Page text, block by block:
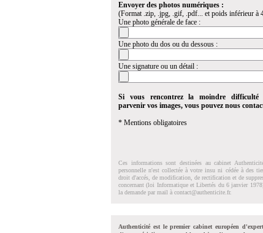
Envoyer des photos numériques :
(Format .zip, .jpg, .gif, .pdf... et poids inférieur à
Une photo générale de face :
Une photo du dos ou du dessous :
Une signature ou un détail :
Si vous rencontrez la moindre
parvenir vos images, vous pouvez nous
* Mentions obligatoires
Ces informations sont destinées au cabinet
personnelle n'est collectée à votre insu ni cédée à des
droit d'accés, de modification, de rectification et de
concernant (loi Informatique et Libertés du 6 janvier
la demande par mail à contact@authenticite.fr.
Authenticité est le premier cabinet européen